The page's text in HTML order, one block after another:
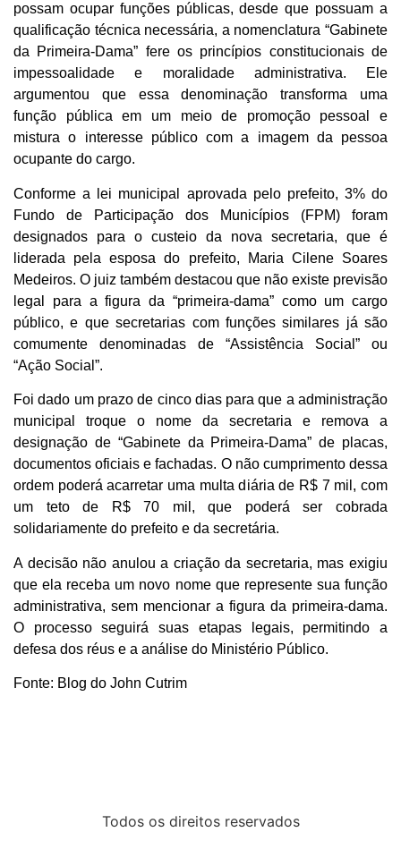
possam ocupar funções públicas, desde que possuam a
qualificação técnica necessária, a nomenclatura “Gabinete
da Primeira-Dama” fere os princípios constitucionais de
impessoalidade e moralidade administrativa. Ele
argumentou que essa denominação transforma uma
função pública em um meio de promoção pessoal e
mistura o interesse público com a imagem da pessoa
ocupante do cargo.
Conforme a lei municipal aprovada pelo prefeito, 3% do
Fundo de Participação dos Municípios (FPM) foram
designados para o custeio da nova secretaria, que é
liderada pela esposa do prefeito, Maria Cilene Soares
Medeiros. O juiz também destacou que não existe previsão
legal para a figura da “primeira-dama” como um cargo
público, e que secretarias com funções similares já são
comumente denominadas de “Assistência Social” ou
“Ação Social”.
Foi dado um prazo de cinco dias para que a administração
municipal troque o nome da secretaria e remova a
designação de “Gabinete da Primeira-Dama” de placas,
documentos oficiais e fachadas. O não cumprimento dessa
ordem poderá acarretar uma multa diária de R$ 7 mil, com
um teto de R$ 70 mil, que poderá ser cobrada
solidariamente do prefeito e da secretária.
A decisão não anulou a criação da secretaria, mas exigiu
que ela receba um novo nome que represente sua função
administrativa, sem mencionar a figura da primeira-dama.
O processo seguirá suas etapas legais, permitindo a
defesa dos réus e a análise do Ministério Público.
Fonte: Blog do John Cutrim
Todos os direitos reservados